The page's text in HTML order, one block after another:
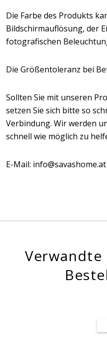
Die Farbe des Produkts
Bildschirmauflösung, der
fotografischen
Die Größentoleranz bei
Sollten Sie mit unseren
setzen Sie sich bitte so
Verbindung. Wir werden
schnell wie möglich zu
E-Mail: info@savashome.at